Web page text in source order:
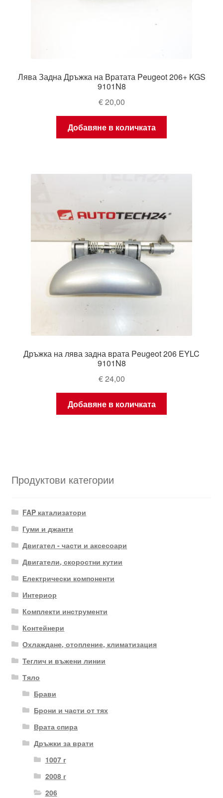
Лява Задна Дръжка на Вратата Peugeot 206+ KGS
9101N8
€20,00
Добавяне в количката
Дръжка на лява задна врата Peugeot 206 EYLC
9101N8
€24,00
Добавяне в количката
Продуктови категории
FAP катализатори
Гуми и джанти
Двигател - части и аксесоари
Двигатели, скоростни кутии
Електрически компоненти
Интериор
Комплекти инструменти
Контейнери
Охлаждане, отопление, климатизация
Теглич и въжени линии
Тяло
Брави
Брони и части от тях
Врата спира
Дръжки за врати
1007 г
2008 г
206